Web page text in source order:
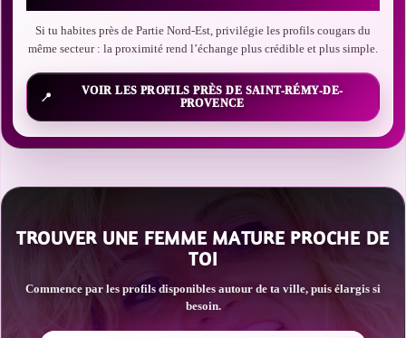
Si tu habites près de Partie Nord-Est, privilégie les profils cougars du
même secteur : la proximité rend l’échange plus crédible et plus simple.
VOIR LES PROFILS PRÈS DE SAINT-RÉMY-DE-
PROVENCE
TROUVER UNE FEMME MATURE PROCHE DE
TOI
Commence par les profils disponibles autour de ta ville, puis élargis si
besoin.